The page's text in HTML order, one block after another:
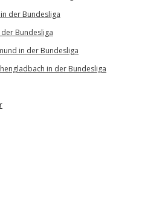
der Bundesliga
Bundesliga
in der Bundesliga
in der Bundesliga